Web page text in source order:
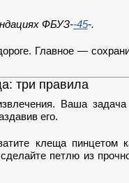
ФБУЗ--45-.
Главное —
три правила
Ваша
его.
клеща пинцетом
петлю из